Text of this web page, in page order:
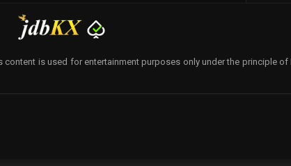
is used for entertainment purposes only under the principle